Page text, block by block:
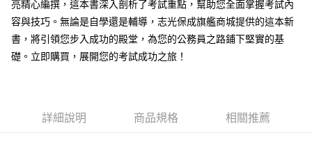
每筆NT$100，滿NT$1,000(含以上)免運費
付款後全家取貨.
付款後7-11取貨.
亮精心編撰，這本書深入剖析了考試重點，幫助您全面掌握考試內
容與技巧。無論是自學還是輔導，志光保成旗艦商城提供的這本新
書，將引領您步入成功的殿堂，為您的公務員之路鋪下堅實的基
礎。立即購買，展開您的考試成功之旅！
詳細說明 商品規格 相關推薦